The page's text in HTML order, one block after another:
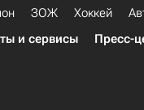
ЗОЖ Хоккей
и сервисы Пресс-